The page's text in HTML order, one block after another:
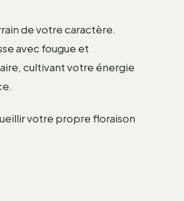
de votre caractère.
avec fougue et
cultivant votre énergie
votre propre floraison